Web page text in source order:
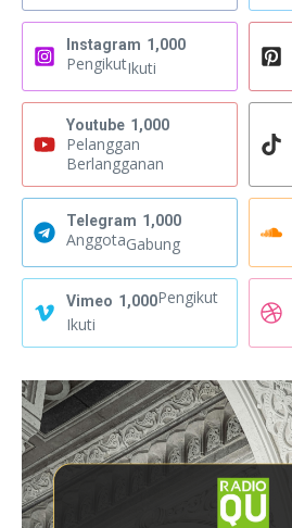
Instagram 1,000
PengikutIkuti
Youtube 1,000
Pelanggan
Berlangganan
Telegram 1,000
AnggotaGabung
Vimeo 1,000Pengikut
Ikuti